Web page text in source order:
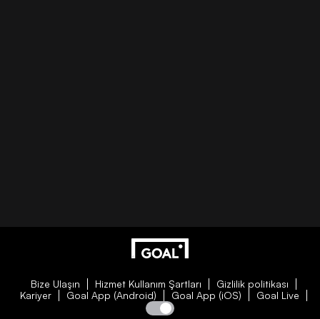
Bize Ulaşın Hizmet Kullanım Şartları
Gizlilik politikası
Kariyer
Goal App (Android) Goal App (iOS) Goal Live